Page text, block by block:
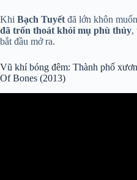
Khi Bạch Tuyết đã lớn khôn
đã trốn thoát khỏi mụ phù thủy,
bắt đầu mở ra.
Vũ khí bóng đêm: Thành phố
Of Bones (2013)